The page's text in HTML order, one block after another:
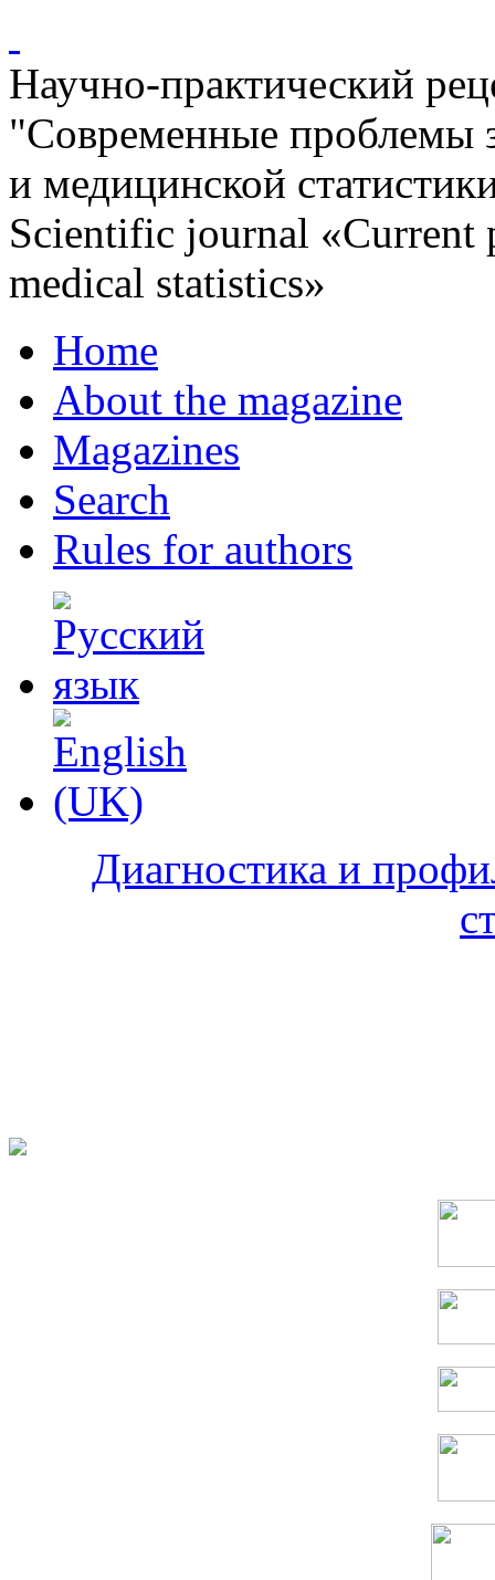
Научно-практический
"Современные проблемы
и медицинской
Scientific journal «Current
medical statistics»
Home
About the magazine
Magazines
Search
Rules for authors
Диагностика и